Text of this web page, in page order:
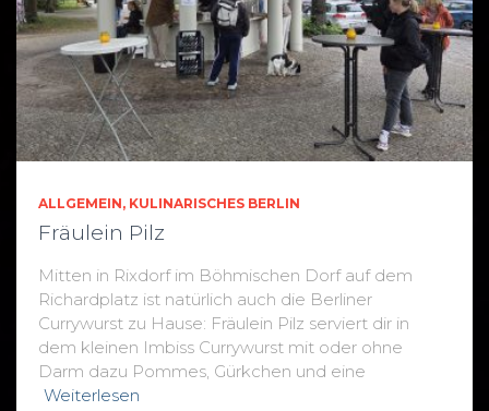
ALLGEMEIN KULINARISCHES BERLIN
Fräulein Pilz
Mitten in Rixdorf im Böhmischen Dorf auf dem
Richardplatz ist natürlich auch die Berliner
Currywurst zu Hause: Fräulein Pilz serviert dir in
dem kleinen Imbiss Currywurst mit oder ohne
Darm dazu Pommes, Gürkchen und eine
Weiterlesen